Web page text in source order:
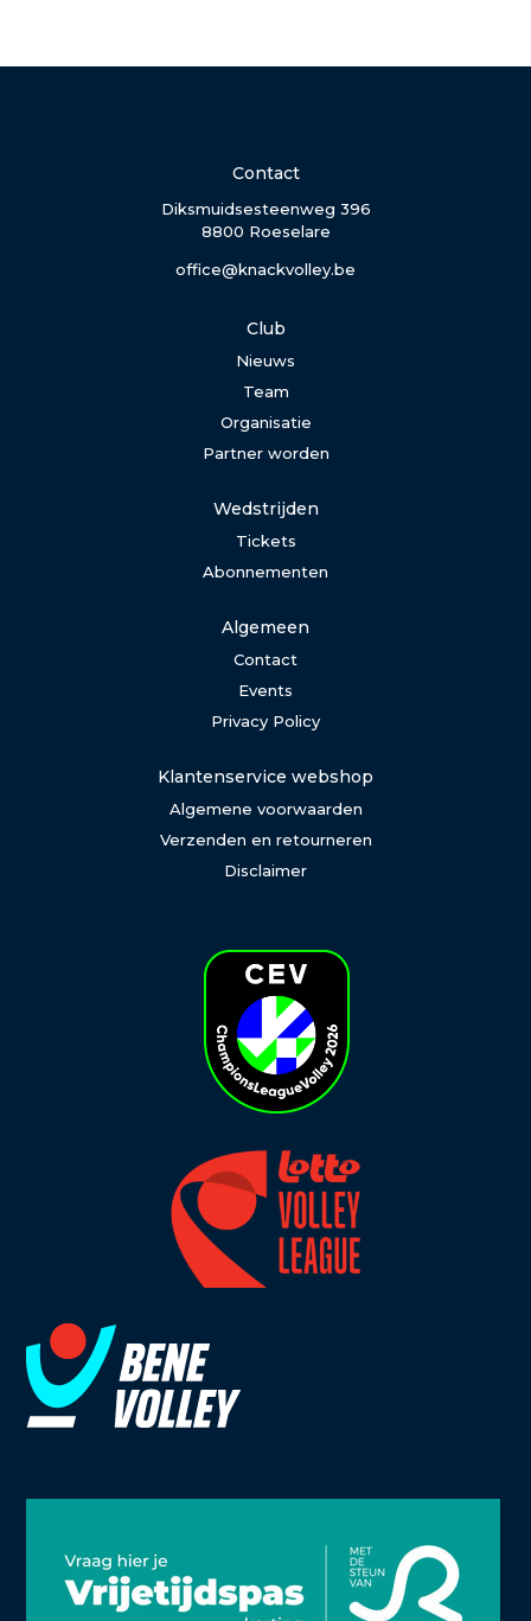
Contact
Diksmuidsesteenweg 396
8800 Roeselare
office@knackvolley.be
Club
Nieuws
Team
Organisatie
Partner worden
Wedstrijden
Tickets
Abonnementen
Algemeen
Contact
Events
Privacy Policy
Klantenservice webshop
Algemene voorwaarden
Verzenden en retourneren
Disclaimer